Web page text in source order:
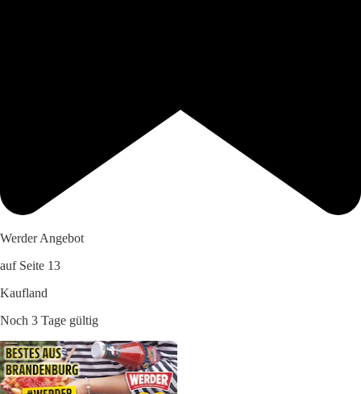
Werder Angebot
auf Seite 13
Kaufland
Noch 3 Tage gültig